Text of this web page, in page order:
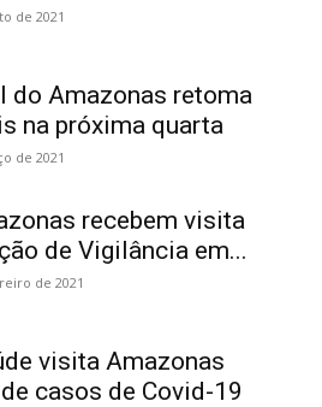
de 2021
do Amazonas retoma
na próxima quarta
de 2021
recebem visita
de Vigilância em...
de 2021
visita Amazonas
casos de Covid-19